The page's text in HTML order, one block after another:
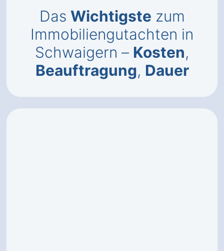
Das Wichtigste zum
Immobiliengutachten in
Schwaigern – Kosten,
Beauftragung, Dauer